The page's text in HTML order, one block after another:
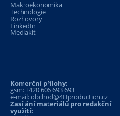
Makroekonomika
Technologie
Rozhovory
LinkedIn
Mediakit
Komerční přílohy:
gsm:+420 606 693 693
e-mail:obchod@4Hproduction.cz
Zasílání materiálů pro redakční
využití: